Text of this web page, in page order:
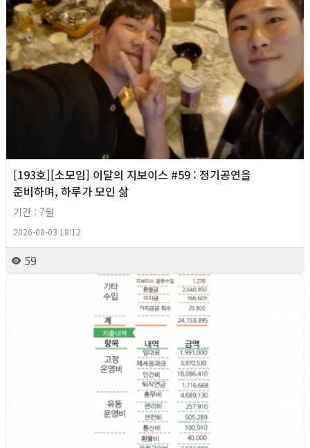
[193호][소모임] 이달의 지보이스 #59 : 정기공연을
준비하며, 하루가 모인 삶
기간 : 7월
2026-08-03 18:12
59